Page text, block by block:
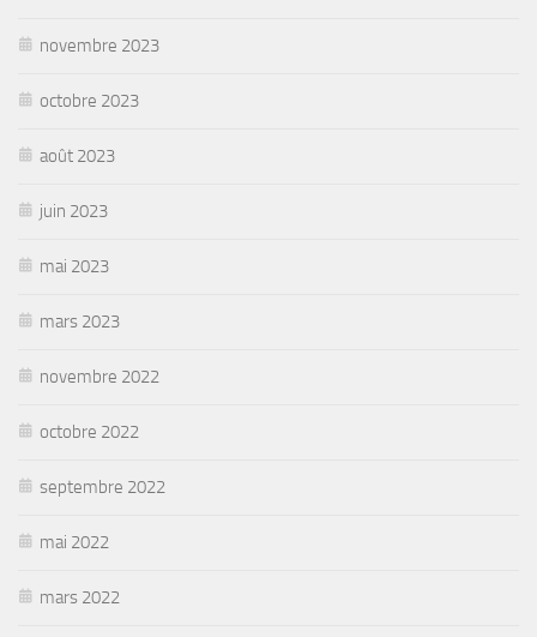
novembre 2023
octobre 2023
août 2023
juin 2023
mai 2023
mars 2023
novembre 2022
octobre 2022
septembre 2022
mai 2022
mars 2022